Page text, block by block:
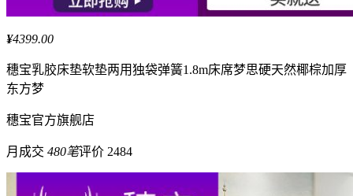
¥4399.00
穗宝乳胶床垫软垫两用独袋弹簧1.8m床席梦思硬天然椰棕加厚
东方梦
穗宝官方旗舰店
月成交 480笔评价 2484